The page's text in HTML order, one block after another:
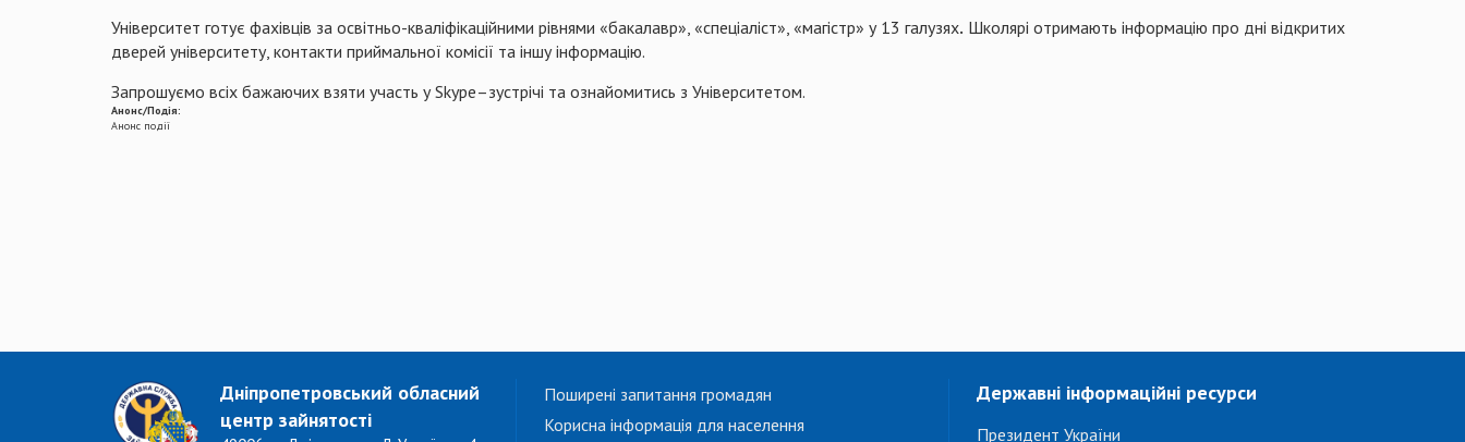
Університет готує фахівців за освітньо-кваліфікаційними рівнями «бакалавр», «спеціаліст», «магістр» у 13 галузях. Школярі отримають інформацію про дні відкритих
дверей університету, контакти приймальної комісії та іншу інформацію.
Запрошуємо всіх бажаючих взяти участь у Skype–зустрічі та ознайомитись з Університетом.
Анонс/Подія:
Анонс події
Дніпропетровський обласний
центр зайнятості
Поширені запитання громадян
Корисна інформація для населення
Державні інформаційні ресурси
Президент України